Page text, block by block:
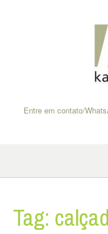
Entre em contato/
Tag: